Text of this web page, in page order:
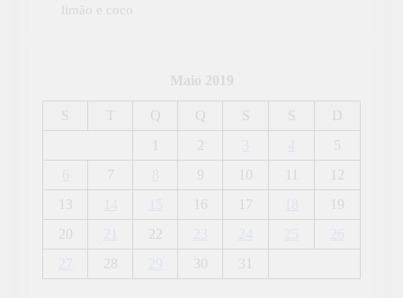
limão e coco
Maio 2019
S T Q Q S S
D
1
2
5
7 9 10 11
12
13
16 17
19
20
22
28 30 31